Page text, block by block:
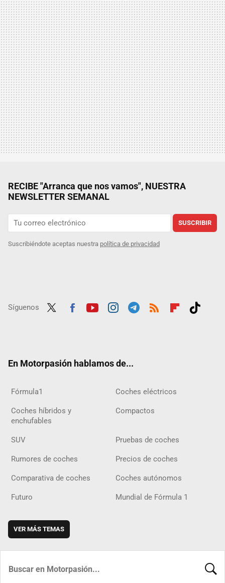
RECIBE "Arranca que nos vamos", NUESTRA
NEWSLETTER SEMANAL
SUSCRIBIR
Suscribiéndote aceptas nuestra política de privacidad
Síguenos
En Motorpasión hablamos de...
Fórmula1 Coches eléctricos
Coches híbridos y
enchufables
Compactos
SUV Pruebas de coches
Rumores de coches Precios de coches
Comparativa de coches Coches autónomos
Futuro Mundial de Fórmula 1
VER MÁS TEMAS